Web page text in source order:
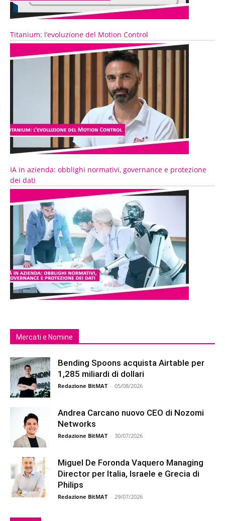
Titanium: l’evoluzione del Motion Control
IA in azienda: obblighi normativi, governance e protezione
dei dati
Mercati e Nomine
Bending Spoons acquista Airtable per
1,285 miliardi di dollari
Redazione BitMAT - 05/08/2026
Andrea Carcano nuovo CEO di Nozomi
Networks
Redazione BitMAT - 30/07/2026
Miguel De Foronda Vaquero Managing
Director per Italia, Israele e Grecia di
Philips
Redazione BitMAT - 29/07/2026